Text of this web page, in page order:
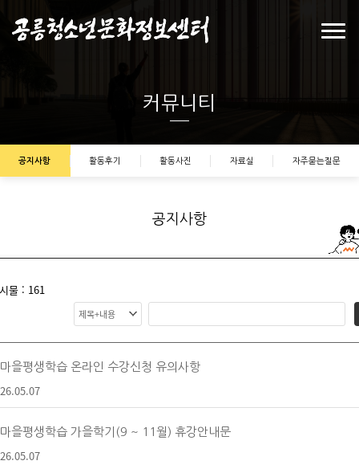
커뮤니티
공지사항 활동후기 활동사진 자료실 자주묻는질문
공지사항
물 : 161
을평생학습 온라인 수강신청 유의사항
을평생학습 가을학기(9 ~ 11월) 휴강안내문